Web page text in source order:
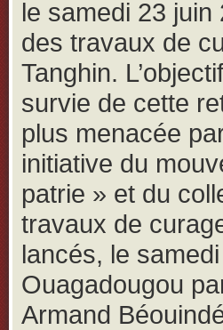
le samedi 23
des travaux de
Tanghin.
survie de cette
plus menacée
initiative du
patrie » et du
travaux de
lancés, le
Ouagadougou
Armand